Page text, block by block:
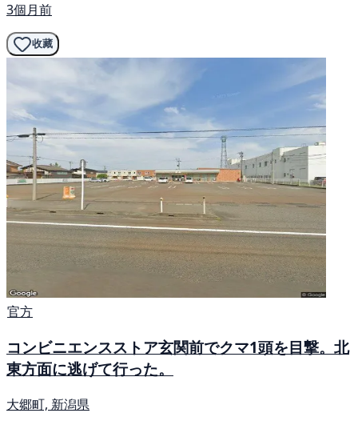
3個月前
收藏
官方
コンビニエンスストア玄関前でクマ1頭を目撃。北
東方面に逃げて行った。
大郷町, 新潟県